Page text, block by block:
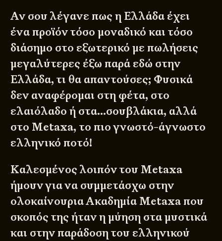
Αν σου λέγανε πως η Ελλάδα έχει
ένα προϊόν τόσο μοναδικό και τόσο
διάσημο στο εξωτερικό με πωλήσεις
μεγαλύτερες έξω παρά εδώ στην
Ελλάδα, τι θα απαντούσες; Φυσικά
δεν αναφέρομαι στη φέτα, στο
ελαιόλαδο ή στα…σουβλάκια, αλλά
στο Metaxa, το πιο γνωστό-άγνωστο
ελληνικό ποτό!
Καλεσμένος λοιπόν του Metaxa
ήμουν για να συμμετάσχω στην
ολοκαίνουρια Ακαδημία Metaxa που
σκοπός της ήταν η μύηση στα μυστικά
και στην παράδοση του ελληνικού